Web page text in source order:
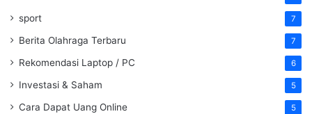
sport 7
Berita Olahraga Terbaru 7
Rekomendasi Laptop / PC 6
Investasi & Saham 5
Cara Dapat Uang Online 5